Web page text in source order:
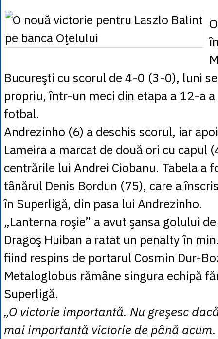
1 NZD
= 2.6097
1 PLN= 1.1646
= 0.0530
1 SEK= 0.4526
= 0.1141
1 XDR
= 5.9383
1 ZAR
Bucureşti cu scorul de 4-0 (3-0), luni
propriu, într-un meci din etapa a 12-a
fotbal.
Andrezinho (6) a deschis scorul, iar
Lameira a marcat de două ori cu capul
centrările lui Andrei Ciobanu. Tabela a
tânărul Denis Bordun (75), care a
în Superligă, din pasa lui Andrezinho.
„Lanterna roşie” a avut şansa golului
Dragoş Huiban a ratat un penalty în
fiind respins de portarul Cosmin Dur-
Metaloglobus rămâne singura echipă
Superligă.
„O victorie importantă. Nu greşesc
mai importantă victorie de până